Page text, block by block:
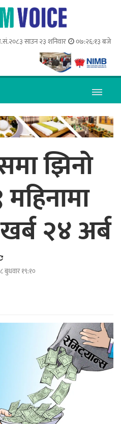
साउन २३ शनिवार ०७:२६:१३ बजे
झिनो
२४ अर्ब
बुधवार १९:१०